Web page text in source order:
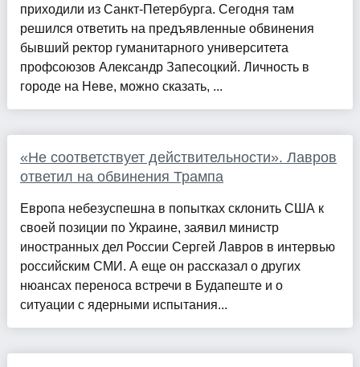
приходили из Санкт-Петербурга. Сегодня там
решился ответить на предъявленные обвинения
бывший ректор гуманитарного университета
профсоюзов Александр Запесоцкий. Личность в
городе на Неве, можно сказать, ...
«Не соответствует действительности». Лавров
ответил на обвинения Трампа
Европа небезуспешна в попытках склонить США к
своей позиции по Украине, заявил министр
иностранных дел России Сергей Лавров в интервью
российским СМИ. А еще он рассказал о других
нюансах переноса встречи в Будапеште и о
ситуации с ядерными испытания...